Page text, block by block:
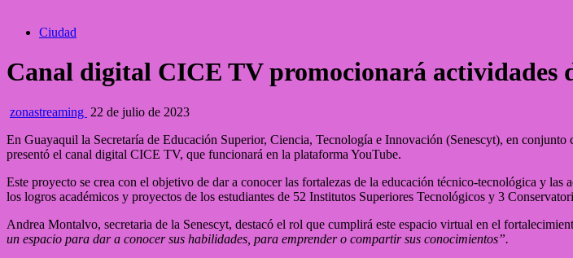
Ciudad
Canal digital CICE TV promocionará actividades
zonastreaming 22 de julio de 2023
En Guayaquil la Secretaría de Educación Superior, Ciencia, Tecnología e Innovación (Senescyt), en
presentó el canal digital CICE TV, que funcionará en la plataforma YouTube.
Este proyecto se crea con el objetivo de dar a conocer las fortalezas de la educación técnico-tecnológica y
los logros académicos y proyectos de los estudiantes de 52 Institutos Superiores Tecnológicos y 3
Andrea Montalvo, secretaria de la Senescyt, destacó el rol que cumplirá este espacio virtual en el
un espacio para dar a conocer sus habilidades, para emprender o compartir sus conocimientos”.